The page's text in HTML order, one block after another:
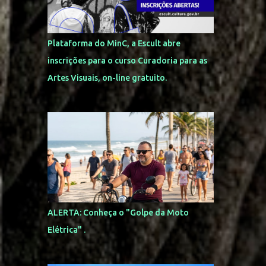
s
Plataforma do MinC, a Escult abre
inscrições para o curso Curadoria para as
Artes Visuais, on-line gratuito.
ALERTA: Conheça o "Golpe da Moto
Elétrica" .